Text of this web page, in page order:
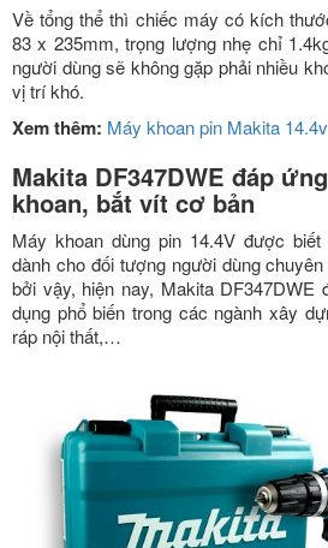
Về tổng thể thì chiếc máy có kích
83 x 235mm, trọng lượng nhẹ chỉ
người dùng sẽ không gặp phải nhiều
vị trí khó.
Xem thêm: Máy khoan pin Makita
Makita DF347DWE đáp
khoan, bắt vít cơ bản
Máy khoan dùng pin 14.4V được
dành cho đối tượng người dùng
bởi vậy, hiện nay, Makita
dụng phổ biến trong các ngành xây
ráp nội thất,…